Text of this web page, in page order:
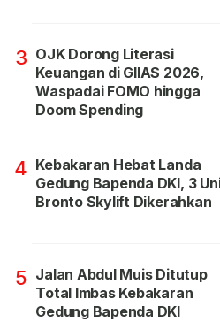
3 OJK Dorong Literasi
Keuangan di GIIAS 2026,
Waspadai FOMO hingga
Doom Spending
4 Kebakaran Hebat Landa
Gedung Bapenda DKI, 3
Bronto Skylift Dikerahkan
5 Jalan Abdul Muis Ditutup
Total Imbas Kebakaran
Gedung Bapenda DKI